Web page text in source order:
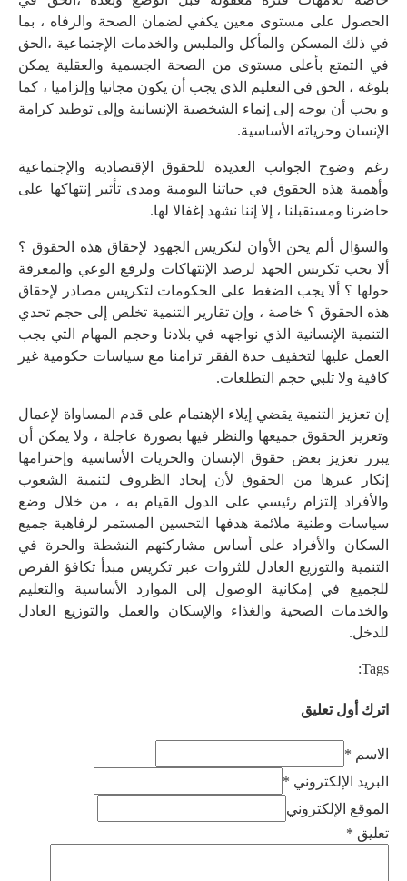
الحصول على مستوى معين يكفي لضمان الصحة والرفاه ، بما
في ذلك المسكن والمأكل والملبس والخدمات الإجتماعية ،الحق
في التمتع بأعلى مستوى من الصحة الجسمية والعقلية يمكن
بلوغه ، الحق في التعليم الذي يجب أن يكون مجانيا وإلزاميا ، كما
و يجب أن يوجه إلى إنماء الشخصية الإنسانية وإلى توطيد كرامة
الإنسان وحرياته الأساسية.
رغم وضوح الجوانب العديدة للحقوق الإقتصادية والإجتماعية
وأهمية هذه الحقوق في حياتنا اليومية ومدى تأثير إنتهاكها على
حاضرنا ومستقبلنا ، إلا إننا نشهد إغفالا لها.
والسؤال ألم يحن الأوان لتكريس الجهود لإحقاق هذه الحقوق ؟
ألا يجب تكريس الجهد لرصد الإنتهاكات ولرفع الوعي والمعرفة
حولها ؟ ألا يجب الضغط على الحكومات لتكريس مصادر لإحقاق
هذه الحقوق ؟ خاصة ، وإن تقارير التنمية تخلص إلى حجم تحدي
التنمية الإنسانية الذي نواجهه في بلادنا وحجم المهام التي يجب
العمل عليها لتخفيف حدة الفقر تزامنا مع سياسات حكومية غير
كافية ولا تلبي حجم التطلعات.
إن تعزيز التنمية يقضي إيلاء الإهتمام على قدم المساواة لإعمال
وتعزيز الحقوق جميعها والنظر فيها بصورة عاجلة ، ولا يمكن أن
يبرر تعزيز بعض حقوق الإنسان والحريات الأساسية وإحترامها
إنكار غيرها من الحقوق لأن إيجاد الظروف لتنمية الشعوب
والأفراد إلتزام رئيسي على الدول القيام به ، من خلال وضع
سياسات وطنية ملائمة هدفها التحسين المستمر لرفاهية جميع
السكان والأفراد على أساس مشاركتهم النشطة والحرة في
التنمية والتوزيع العادل للثروات عبر تكريس مبدأ تكافؤ الفرص
للجميع في إمكانية الوصول إلى الموارد الأساسية والتعليم
والخدمات الصحية والغذاء والإسكان والعمل والتوزيع العادل
للدخل.
Tags:
اترك أول تعليق
الاسم *
البريد الإلكتروني *
الموقع الإلكتروني
تعليق *